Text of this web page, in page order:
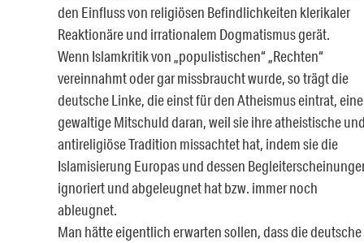
den Einfluss von religiösen Befindlichkeiten klerikaler
Reaktionäre und irrationalem Dogmatismus gerät.
Wenn Islamkritik von „populistischen“ „Rechten“
vereinnahmt oder gar missbraucht wurde, so trägt die
deutsche Linke, die einst für den Atheismus eintrat, eine
gewaltige Mitschuld daran, weil sie ihre atheistische
antireligiöse Tradition missachtet hat, indem sie die
Islamisierung Europas und dessen
ignoriert und abgeleugnet hat bzw. immer noch
ableugnet.
Man hätte eigentlich erwarten sollen, dass die deutsche